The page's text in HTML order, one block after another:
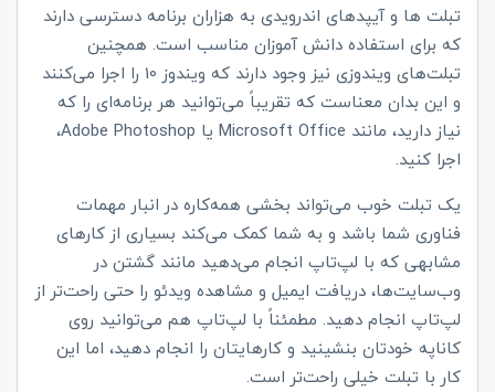
تبلت ها و آیپدهای اندرویدی به هزاران برنامه دسترسی دارند
که برای استفاده دانش آموزان مناسب است. همچنین
تبلت‌های ویندوزی نیز وجود دارند که ویندوز 10 را اجرا می‌کنند
و این بدان معناست که تقریباً می‌توانید هر برنامه‌ای را که
نیاز دارید، مانند Microsoft Office یا Adobe Photoshop،
اجرا کنید.
یک تبلت خوب می‌تواند بخشی همه‌کاره در انبار مهمات
فناوری شما باشد و به شما کمک می‌کند بسیاری از کارهای
مشابهی که با لپ‌تاپ انجام می‌دهید مانند گشتن در
وب‌سایت‌ها، دریافت ایمیل و مشاهده ویدئو را حتی راحت‌تر از
لپ‌تاپ انجام دهید. مطمئناً با لپ‌تاپ هم می‌توانید روی
کاناپه خودتان بنشینید و کارهایتان را انجام دهید، اما این
کار با تبلت خیلی راحت‌تر است.